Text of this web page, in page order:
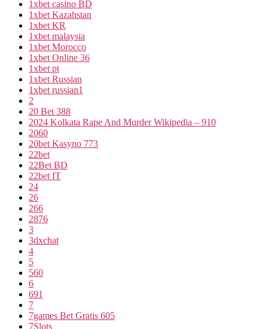
1xbet casino BD
1xbet Kazahstan
1xbet KR
1xbet malaysia
1xbet Morocco
1xbet Online 36
1xbet pt
1xbet Russian
1xbet russian1
2
20 Bet 388
2024 Kolkata Rape And Murder Wikipedia – 910
2060
20bet Kasyno 773
22bet
22Bet BD
22bet IT
24
26
266
2876
3
3dxchat
4
5
560
6
691
7
7games Bet Gratis 605
7Slots